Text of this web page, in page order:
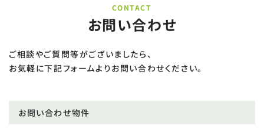
CONTACT
お問い合わせ
ご相談やご質問等がございましたら、
お気軽に下記フォームよりお問い合わせください。
お問い合わせ物件